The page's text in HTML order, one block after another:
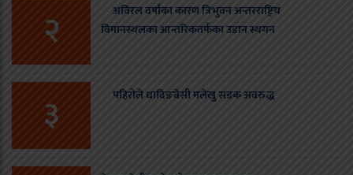
२
अविरल वर्षाका कारण त्रिभुवन अन्तरराष्ट्रिय
विमानस्थलका आन्तरिकतर्फका उडान स्थगन
३ पहिरोले धादिङबेसी मलेखु सडक अवरुद्ध